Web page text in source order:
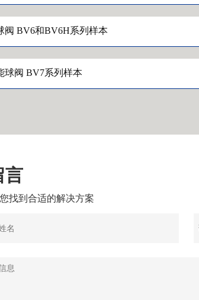
阀 BV6和BV6H系列样本
球阀 BV7系列样本
言
找到合适的解决方案